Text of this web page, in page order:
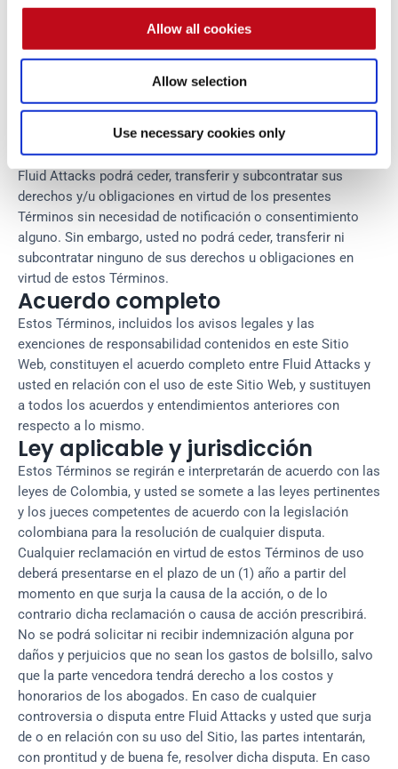
Allow all cookies
Allow selection
Use necessary cookies only
Fluid Attacks está autorizado a revisar estos Términos en
cualquier momento que lo considere oportuno, y al utilizar
de forma periódica para asegurarse de que comprende todos
los términos y condiciones que rigen el uso de este Sitio
Cesión
Fluid Attacks podrá ceder, transferir y subcontratar sus
derechos y/u obligaciones en virtud de los presentes
Términos sin necesidad de notificación o consentimiento
alguno. Sin embargo, usted no podrá ceder, transferir ni
subcontratar ninguno de sus derechos u obligaciones en
virtud de estos Términos.
Acuerdo completo
Estos Términos, incluidos los avisos legales y las
exenciones de responsabilidad contenidos en este Sitio
Web, constituyen el acuerdo completo entre Fluid Attacks y
usted en relación con el uso de este Sitio Web, y sustituyen
a todos los acuerdos y entendimientos anteriores con
respecto a lo mismo.
Ley aplicable y jurisdicción
Estos Términos se regirán e interpretarán de acuerdo con las
leyes de Colombia, y usted se somete a las leyes pertinentes
y los jueces competentes de acuerdo con la legislación
colombiana para la resolución de cualquier disputa.
Cualquier reclamación en virtud de estos Términos de uso
deberá presentarse en el plazo de un (1) año a partir del
momento en que surja la causa de la acción, o de lo
contrario dicha reclamación o causa de acción prescribirá.
No se podrá solicitar ni recibir indemnización alguna por
daños y perjuicios que no sean los gastos de bolsillo, salvo
que la parte vencedora tendrá derecho a los costos y
honorarios de los abogados. En caso de cualquier
controversia o disputa entre Fluid Attacks y usted que surja
de o en relación con su uso del Sitio, las partes intentarán,
con prontitud y de buena fe, resolver dicha disputa. En caso